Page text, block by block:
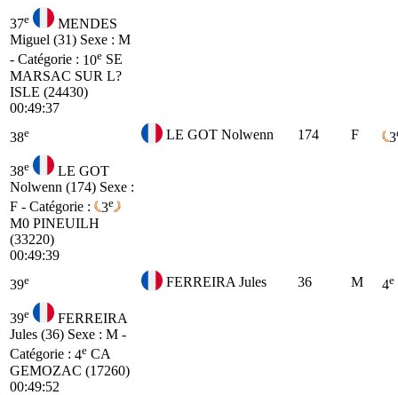
37e
MENDES
Miguel (31) Sexe : M
- Catégorie : 10e SE
MARSAC SUR L?
ISLE (24430)
00:49:37
38e LE GOT Nolwenn 174 F 3
38e
LE GOT
Nolwenn (174) Sexe :
F - Catégorie :
3e
M0 PINEUILH
(33220)
00:49:39
39e FERREIRA Jules 36 M 4e
39e
FERREIRA
Jules (36) Sexe : M -
Catégorie : 4e CA
GEMOZAC (17260)
00:49:52